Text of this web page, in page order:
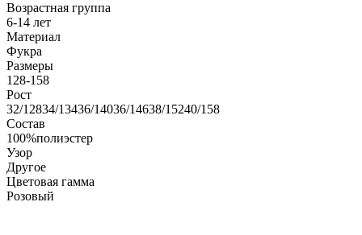
Возрастная группа
6-14 лет
Материал
Фукра
Размеры
128-158
Рост
32/12834/13436/14036/14638/15240/158
Состав
100%полиэстер
Узор
Другое
Цветовая гамма
Розовый